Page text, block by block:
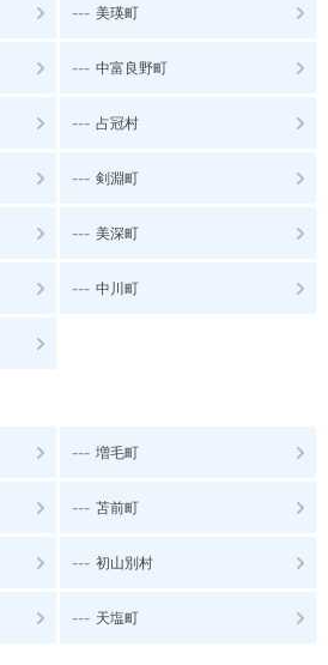
--- 美瑛町
--- 中富良野町
--- 占冠村
--- 剣淵町
--- 美深町
--- 中川町
--- 増毛町
--- 苫前町
--- 初山別村
--- 天塩町